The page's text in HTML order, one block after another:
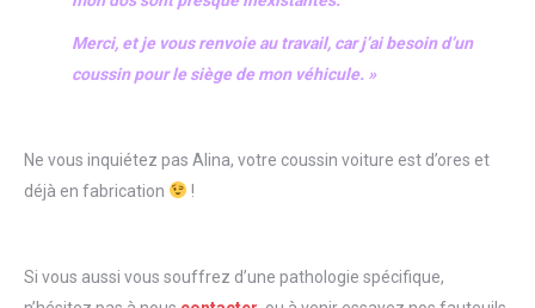
Merci, et je vous renvoie au travail, car j’ai besoin d’un
coussin pour le siège de mon véhicule. »
Ne vous inquiétez pas Alina, votre coussin voiture est d’ores et
déjà en fabrication
!
Si vous aussi vous souffrez d’une pathologie spécifique,